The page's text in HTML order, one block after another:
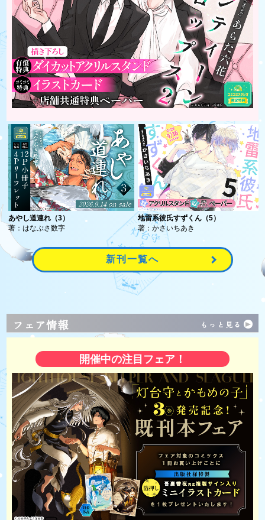
あやし道連れ（3）
著：はなぶさ数字
地雷系彼氏すずくん（5）
著：かさいちあき
新刊一覧へ
フェア情報 もっと見る
開催中の注目フェア！